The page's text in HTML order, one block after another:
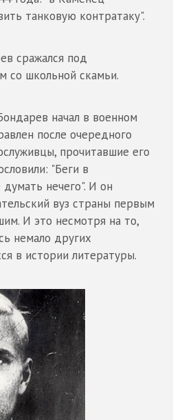
танковую контратаку".
сражался под
со школьной скамьи.
начал в военном
после очередного
прочитавшие его
"Беги в
нечего". И он
вуз страны первым
И это несмотря на то,
немало других
в истории литературы.